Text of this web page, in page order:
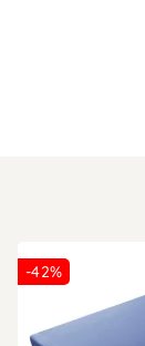
-42%